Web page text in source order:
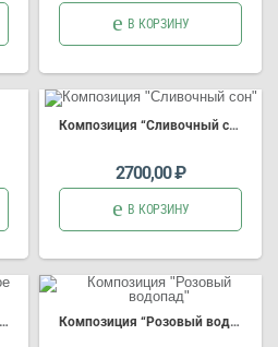
В КОРЗИНУ
Композиция “Сливочный сон”
2700,00₽
В КОРЗИНУ
Композиция “Розовый водопад”